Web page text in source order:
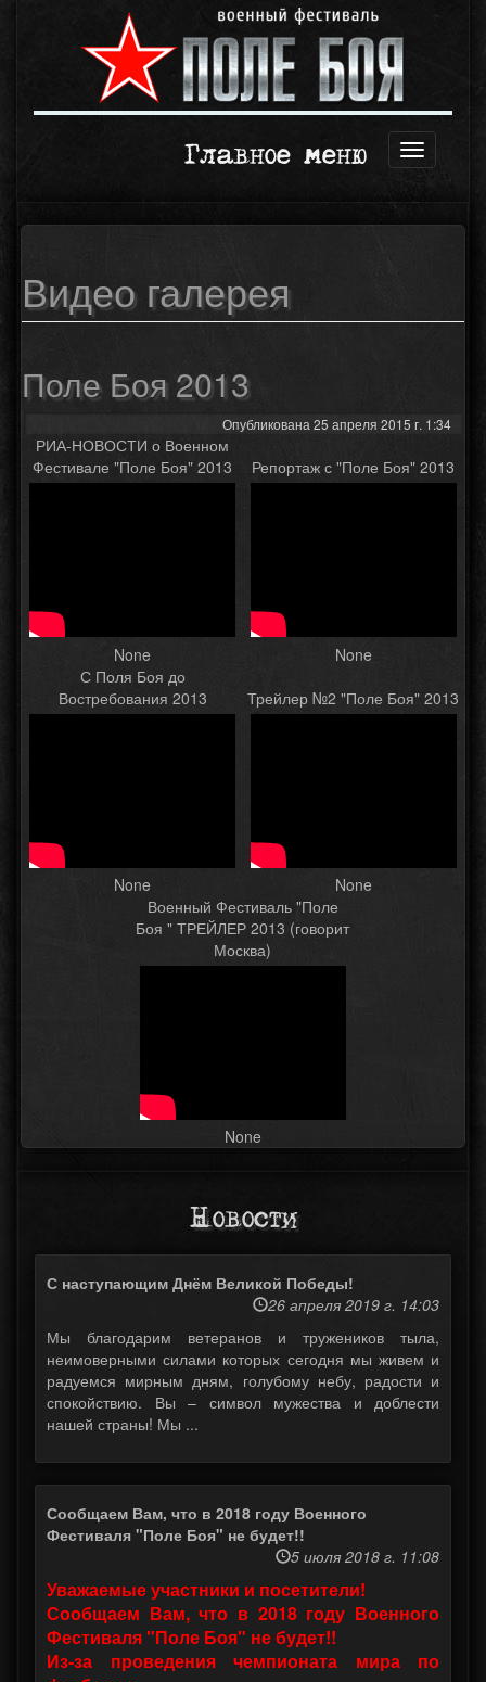
Открыть
Главное меню
Видео галерея
Поле Боя 2013
Опубликована 25 апреля 2015 г. 1:34
РИА-НОВОСТИ о Военном
Фестивале "Поле Боя" 2013
None
Репортаж с "Поле Боя" 2013
None
С Поля Боя до
Востребования 2013
None
Трейлер №2 "Поле Боя" 2013
None
Военный Фестиваль "Поле
Боя " ТРЕЙЛЕР 2013 (говорит
Москва)
None
Новости
С наступающим Днём Великой Победы!
26 апреля 2019 г. 14:03
Мы благодарим ветеранов и тружеников тыла,
неимоверными силами которых сегодня мы живем и
радуемся мирным дням, голубому небу, радости и
спокойствию. Вы – символ мужества и доблести
нашей страны! Мы ...
Сообщаем Вам, что в 2018 году Военного
Фестиваля "Поле Боя" не будет!!
5 июля 2018 г. 11:08
Уважаемые участники и посетители!
Сообщаем Вам, что в 2018 году Военного
Фестиваля "Поле Боя" не будет!!
Из-за проведения чемпионата мира по